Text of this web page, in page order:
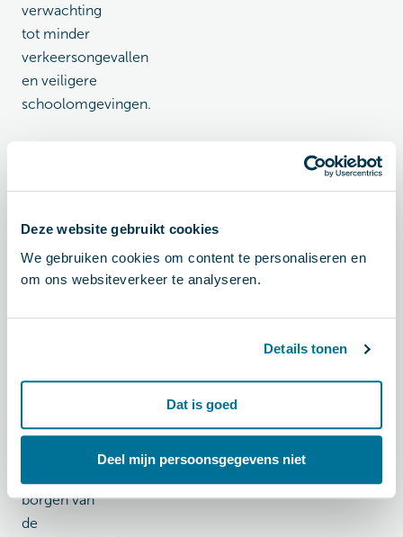
Deze website gebruikt cookies
We gebruiken cookies om content te personaliseren en
om ons websiteverkeer te analyseren.
Details tonen
Dat is goed
Deel mijn persoonsgegevens niet
verwachting
tot minder
verkeersongevallen
en veiligere
schoolomgevingen.
aantal
neemt toe,
met
neemt
ruimte in en
borgen van
de